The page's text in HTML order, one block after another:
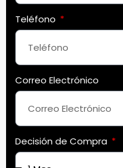
Teléfono
Correo Electrónico
Decisión de Compra